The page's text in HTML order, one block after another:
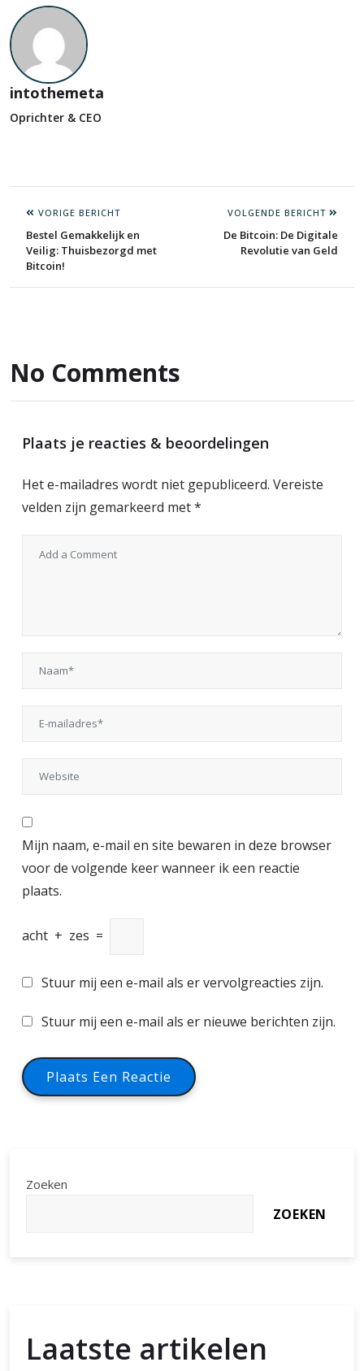
intothemeta
Oprichter & CEO
VORIGE BERICHT
Bestel Gemakkelijk en
Veilig: Thuisbezorgd met
Bitcoin!
VOLGENDE BERICHT
De Bitcoin: De Digitale
Revolutie van Geld
No Comments
Plaats je reacties & beoordelingen
Het e-mailadres wordt niet gepubliceerd. Vereiste
velden zijn gemarkeerd met*
Mijn naam, e-mail en site bewaren in deze browser
voor de volgende keer wanneer ik een reactie
plaats.
acht + zes =
Stuur mij een e-mail als er vervolgreacties zijn.
Stuur mij een e-mail als er nieuwe berichten zijn.
Zoeken
ZOEKEN
Laatste artikelen